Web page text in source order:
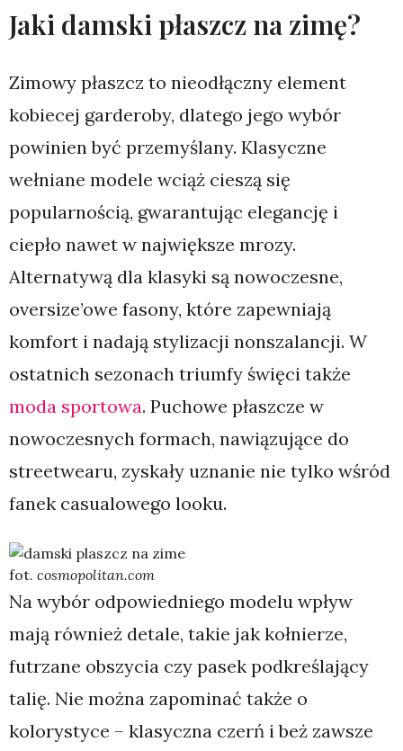
Jaki damski płaszcz na zimę?
Zimowy płaszcz to nieodłączny element
kobiecej garderoby, dlatego jego wybór
powinien być przemyślany. Klasyczne
wełniane modele wciąż cieszą się
popularnością, gwarantując elegancję i
ciepło nawet w największe mrozy.
Alternatywą dla klasyki są nowoczesne,
oversize’owe fasony, które zapewniają
komfort i nadają stylizacji nonszalancji. W
ostatnich sezonach triumfy święci także
moda sportowa. Puchowe płaszcze w
nowoczesnych formach, nawiązujące do
streetwearu, zyskały uznanie nie tylko wśród
fanek casualowego looku.
fot. cosmopolitan.com
Na wybór odpowiedniego modelu wpływ
mają również detale, takie jak kołnierze,
futrzane obszycia czy pasek podkreślający
talię. Nie można zapominać także o
kolorystyce – klasyczna czerń i beż zawsze